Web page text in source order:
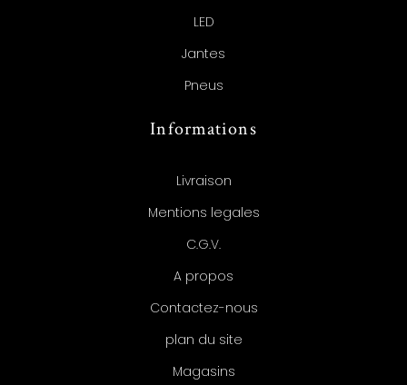
LED
Jantes
Pneus
Informations
Livraison
Mentions legales
C.G.V.
A propos
Contactez-nous
plan du site
Magasins